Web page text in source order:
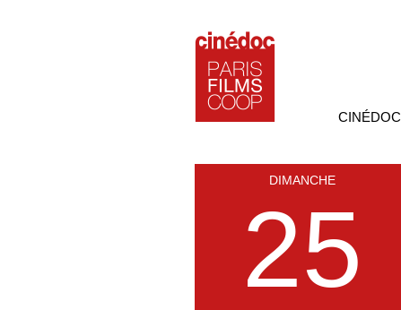
CINÉDOC
DIMANCHE
25